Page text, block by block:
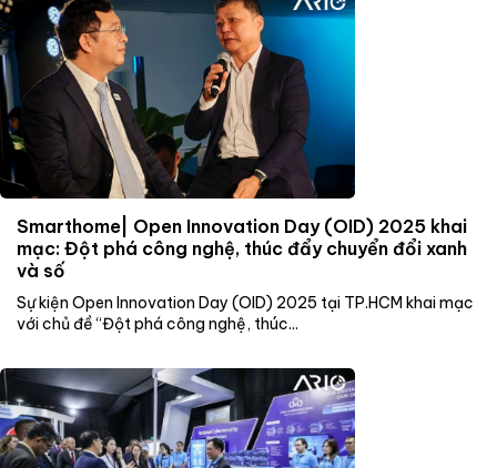
Smarthome| Open Innovation Day (OID) 2025 khai
mạc: Đột phá công nghệ, thúc đẩy chuyển đổi xanh
và số
Sự kiện Open Innovation Day (OID) 2025 tại TP.HCM khai mạc
với chủ đề “Đột phá công nghệ, thúc...